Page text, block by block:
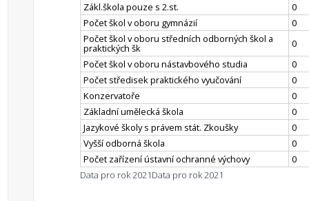
Zákl.škola pouze s 2.st.
0
Počet škol v oboru gymnázií
0
Počet škol v oboru středních odborných škol a
praktických šk
0
Počet škol v oboru nástavbového studia
0
Počet středisek praktického vyučování
0
Konzervatoře
0
Základní umělecká škola
0
Jazykové školy s právem stát. Zkoušky
0
Vyšší odborná škola
0
Počet zařízení ústavní ochranné výchovy
0
Data pro rok 2021Data pro rok 2021